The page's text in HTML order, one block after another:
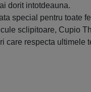
dorit intotdeauna.
special pentru toate
sclipitoare, Cupio
care respecta ultimele